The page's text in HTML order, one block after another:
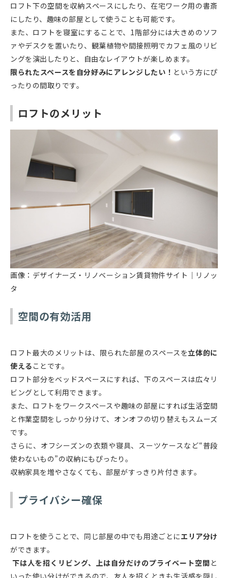
ロフト下の空間を収納スペースにしたり、在宅ワーク用の書斎
にしたり、趣味の部屋として使うことも可能です。
また、ロフトを寝室にすることで、1階部分には大きめのソフ
ァやデスクを置いたり、観葉植物や間接照明でカフェ風のリビ
ングを演出したりと、自由なレイアウトが楽しめます。
限られたスペースを自分好みにアレンジしたい！ という方にぴ
ったりの間取りです。
ロフトのメリット
画像：デザイナーズ・リノベーション賃貸物件サイト｜リノッ
タ
空間の有効活用
ロフト最大のメリットは、限られた部屋のスペースを立体的に
使える ことです。
ロフト部分をベッドスペースにすれば、下のスペースは広々リ
ビングとして利用できます。
また、ロフトをワークスペースや趣味の部屋にすれば生活空間
と作業空間をしっかり分けて、オンオフの切り替えもスムーズ
です。
さらに、オフシーズンの衣類や寝具、スーツケースなど“普段
使わないもの”の収納にもぴったり。
収納家具を増やさなくても、部屋がすっきり片付きます。
プライバシー確保
ロフトを使うことで、同じ部屋の中でも用途ごとにエリア分け
ができます。
下は人を招くリビング、上は自分だけのプライベート空間 と